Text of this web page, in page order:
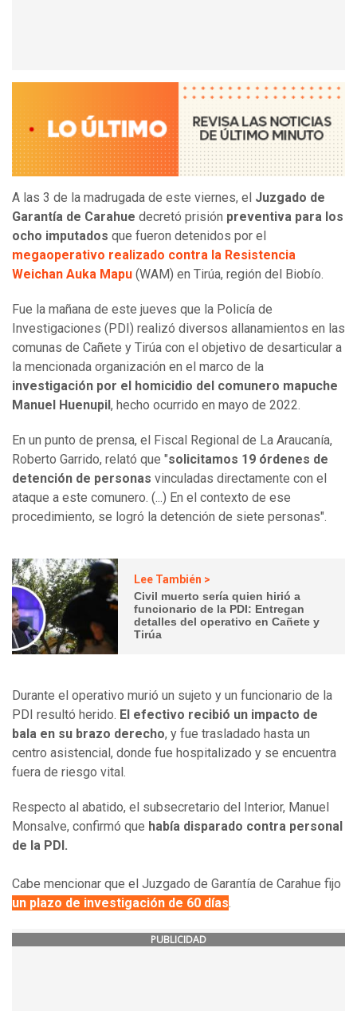
A las 3 de la madrugada de este viernes, el Juzgado de
Garantía de Carahue decretó prisión preventiva para los
ocho imputados que fueron detenidos por el
megaoperativo realizado contra la Resistencia
Weichan Auka Mapu (WAM) en Tirúa, región del Biobío.
Fue la mañana de este jueves que la Policía de
Investigaciones (PDI) realizó diversos allanamientos en las
comunas de Cañete y Tirúa con el objetivo de desarticular a
la mencionada organización en el marco de la
investigación por el homicidio del comunero mapuche
Manuel Huenupil, hecho ocurrido en mayo de 2022.
En un punto de prensa, el Fiscal Regional de La Araucanía,
Roberto Garrido, relató que "solicitamos 19 órdenes de
detención de personas vinculadas directamente con el
ataque a este comunero. (...) En el contexto de ese
procedimiento, se logró la detención de siete personas".
Lee También >
Civil muerto sería quien hirió a
funcionario de la PDI: Entregan
detalles del operativo en Cañete y
Tirúa
Durante el operativo murió un sujeto y un funcionario de la
PDI resultó herido. El efectivo recibió un impacto de
bala en su brazo derecho, y fue trasladado hasta un
centro asistencial, donde fue hospitalizado y se encuentra
fuera de riesgo vital.
Respecto al abatido, el subsecretario del Interior, Manuel
Monsalve, confirmó que había disparado contra personal
de la PDI.
Cabe mencionar que el Juzgado de Garantía de Carahue fijo
un plazo de investigación de 60 días.
PUBLICIDAD